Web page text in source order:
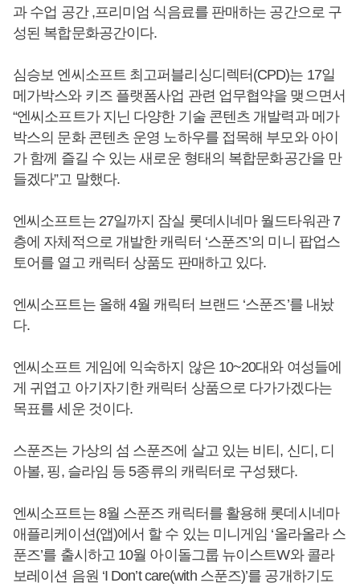
과 수업 공간 ,프리미엄 식음료를 판매하는 공간으로 구
성된 복합문화공간이다.
심승보 엔씨소프트 최고퍼블리싱디렉터(CPD)는 17일
메가박스와 키즈 플랫폼사업 관련 업무협약을 맺으면서
“엔씨소프트가 지닌 다양한 기술 콘텐츠 개발력과 메가
박스의 문화 콘텐츠 운영 노하우를 접목해 부모와 아이
가 함께 즐길 수 있는 새로운 형태의 복합문화공간을 만
들겠다”고 말했다.
엔씨소프트는 27일까지 잠실 롯데시네마 월드타워관 7
층에 자체적으로 개발한 캐릭터 ‘스푼즈’의 미니 팝업스
토어를 열고 캐릭터 상품도 판매하고 있다.
엔씨소프트는 올해 4월 캐릭터 브랜드 ‘스푼즈’를 내놨
다.
엔씨소프트 게임에 익숙하지 않은 10~20대와 여성들에
게 귀엽고 아기자기한 캐릭터 상품으로 다가가겠다는
목표를 세운 것이다.
스푼즈는 가상의 섬 스푼즈에 살고 있는 비티, 신디, 디
아볼, 핑, 슬라임 등 5종류의 캐릭터로 구성됐다.
엔씨소프트는 8월 스푼즈 캐릭터를 활용해 롯데시네마
애플리케이션(앱)에서 할 수 있는 미니게임 ‘올라올라 스
푼즈’를 출시하고 10월 아이돌그룹 뉴이스트W와 콜라
보레이션 음원 ‘I Don’t care(with 스푼즈)’를 공개하기도